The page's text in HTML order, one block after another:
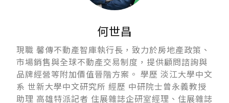
何世昌
現職 馨傳不動產智庫執行長，致力於房地產政策、
市場銷售與全球不動產交易制度，提供顧問諮詢與
品牌經營等附加價值晉階方案。 學歷 淡江大學中文
系 世新大學中文研究所 經歷 中研院士曾永義教授
助理 高雄特派記者 住展雜誌企研室經理、住展雜誌